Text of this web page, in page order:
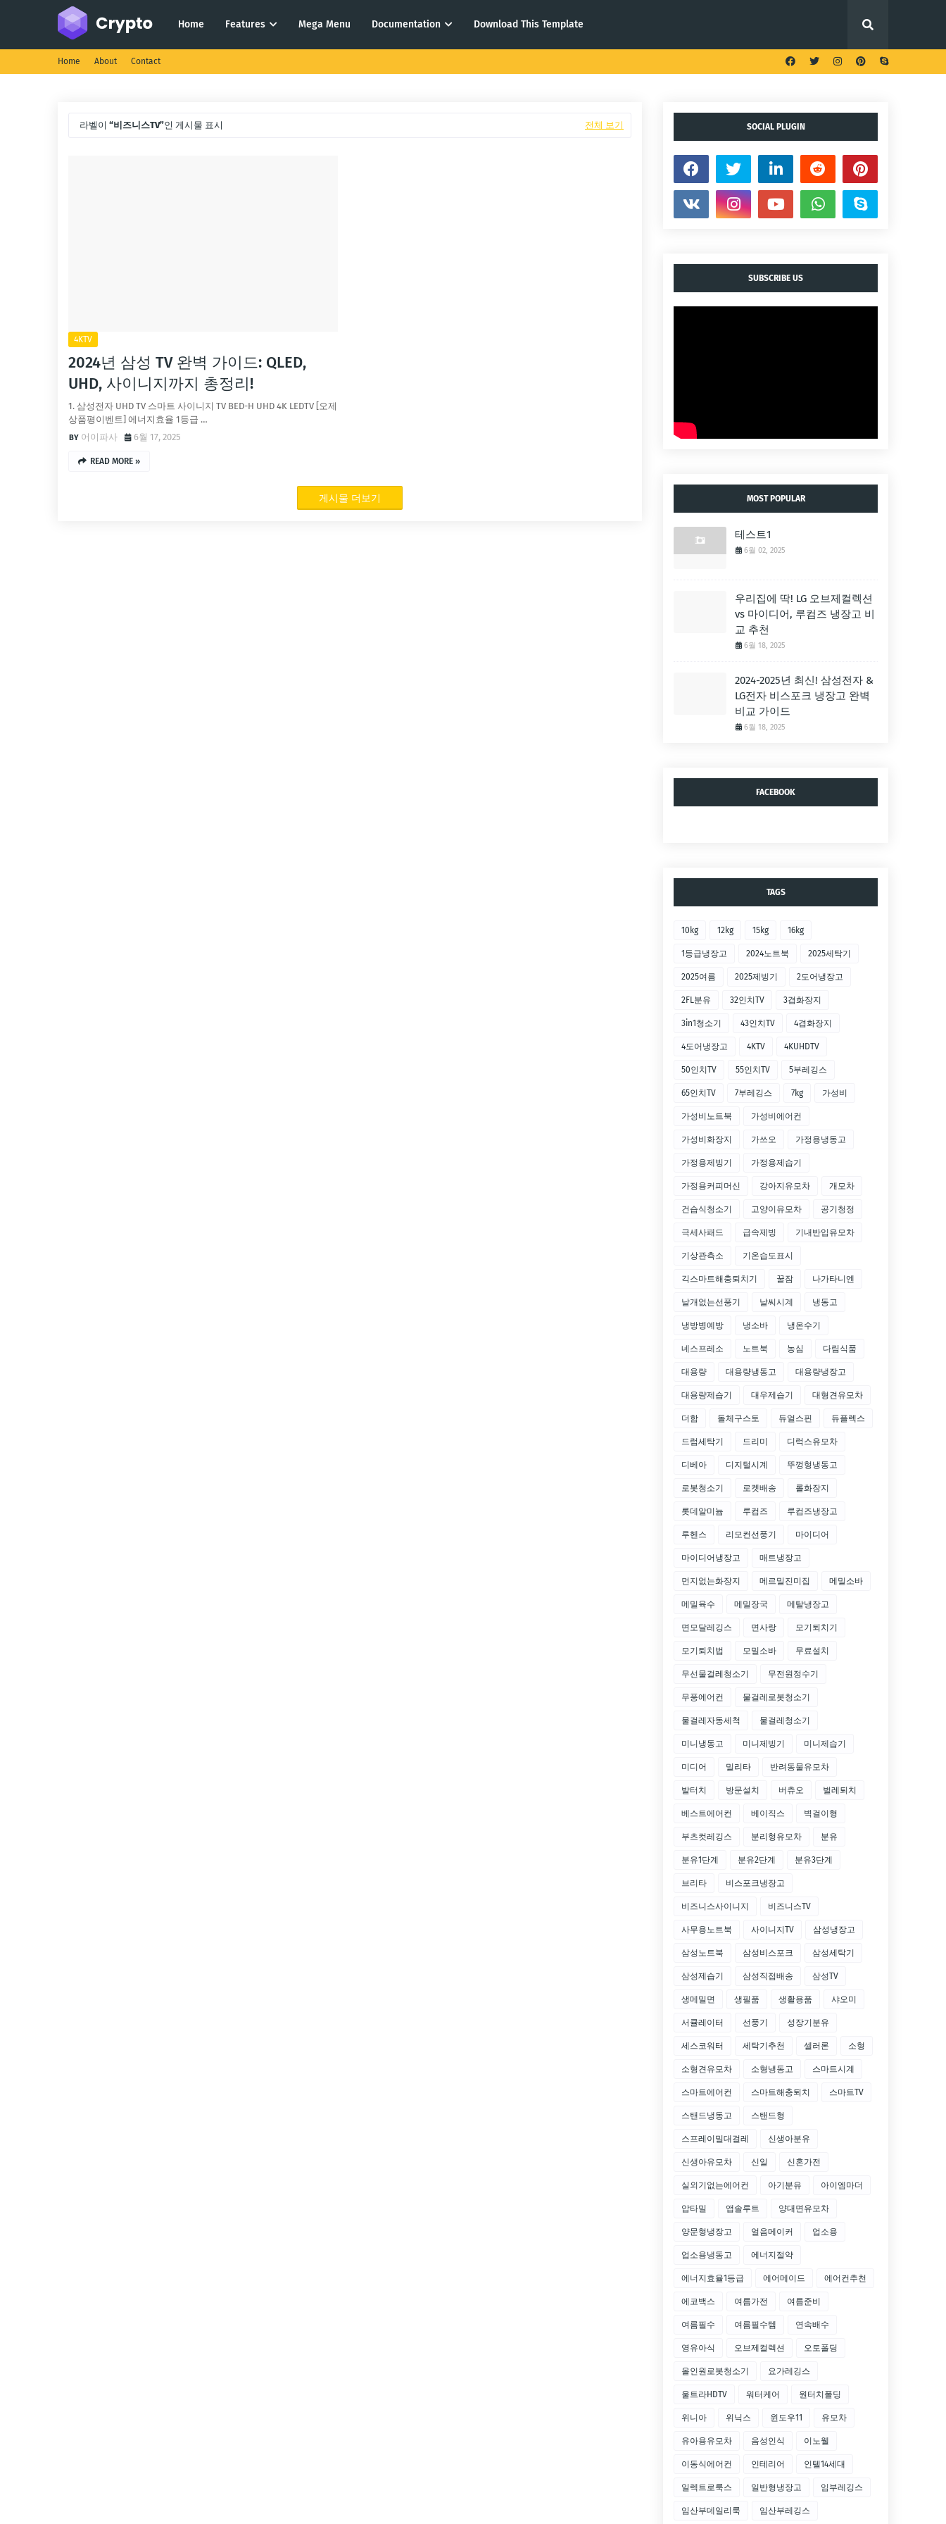
Home Features Mega Menu Documentation Download This Template
Home About Contact
라벨이 비즈니스TV 인 게시물 표시 전체 보기
4KTV
2024년 삼성 TV 완벽 가이드: QLED,
UHD, 사이니지까지 총정리!
1. 삼성전자 UHD TV 스마트 사이니지 TV BED-H UHD 4K LEDTV [오제
상품평이벤트] 에너지효율 1등급 …
어이파사
6월 17, 2025
READ MORE »
게시물 더보기
SOCIAL PLUGIN
SUBSCRIBE US
MOST POPULAR
테스트1
6월 02, 2025
우리집에 딱! LG 오브제컬렉션
vs 마이디어, 루컴즈 냉장고 비
교 추천
6월 18, 2025
2024-2025년 최신! 삼성전자 &
LG전자 비스포크 냉장고 완벽
비교 가이드
6월 18, 2025
FACEBOOK
TAGS
10kg 12kg 15kg 16kg
1등급냉장고 2024노트북 2025세탁기
2025여름 2025제빙기 2도어냉장고
2FL분유 32인치TV 3겹화장지
3in1청소기 43인치TV 4겹화장지
4도어냉장고 4KTV 4KUHDTV
50인치TV 55인치TV 5부레깅스
65인치TV 7부레깅스 7kg 가성비
가성비노트북 가성비에어컨
가성비화장지 가쓰오 가정용냉동고
가정용제빙기 가정용제습기
가정용커피머신 강아지유모차 개모차
건습식청소기 고양이유모차 공기청정
극세사패드 급속제빙 기내반입유모차
기상관측소 기온습도표시
긱스마트해충퇴치기 꿀잠 나가타니엔
날개없는선풍기 날씨시계 냉동고
냉방병예방 냉소바 냉온수기
네스프레소 노트북 농심 다림식품
대용량 대용량냉동고 대용량냉장고
대용량제습기 대우제습기 대형견유모차
더함 돌체구스토 듀얼스핀 듀플렉스
드럼세탁기 드리미 디럭스유모차
디베아 디지털시계 뚜껑형냉동고
로봇청소기 로켓배송 롤화장지
롯데알미늄 루컴즈 루컴즈냉장고
루헨스 리모컨선풍기 마이디어
마이디어냉장고 매트냉장고
먼지없는화장지 메르밀진미집 메밀소바
메밀육수 메밀장국 메탈냉장고
면모달레깅스 면사랑 모기퇴치기
모기퇴치법 모밀소바 무료설치
무선물걸레청소기 무전원정수기
무풍에어컨 물걸레로봇청소기
물걸레자동세척 물걸레청소기
미니냉동고 미니제빙기 미니제습기
미디어 밀리타 반려동물유모차
발터치 방문설치 버츄오 벌레퇴치
베스트에어컨 베이직스 벽걸이형
부츠컷레깅스 분리형유모차 분유
분유1단계 분유2단계 분유3단계
브리타 비스포크냉장고
비즈니스사이니지 비즈니스TV
사무용노트북 사이니지TV 삼성냉장고
삼성노트북 삼성비스포크 삼성세탁기
삼성제습기 삼성직접배송 삼성TV
생메밀면 생필품 생활용품 샤오미
서큘레이터 선풍기 성장기분유
세스코워터 세탁기추천 셀러론 소형
소형견유모차 소형냉동고 스마트시계
스마트에어컨 스마트해충퇴치 스마트TV
스탠드냉동고 스탠드형
스프레이밀대걸레 신생아분유
신생아유모차 신일 신혼가전
실외기없는에어컨 아기분유 아이엠마더
압타밀 앱솔루트 양대면유모차
양문형냉장고 얼음메이커 업소용
업소용냉동고 에너지절약
에너지효율1등급 에어메이드 에어컨추천
에코백스 여름가전 여름준비
여름필수 여름필수템 연속배수
영유아식 오브제컬렉션 오토폴딩
올인원로봇청소기 요가레깅스
울트라HDTV 워터케어 원터치폴딩
위니아 위닉스 윈도우11 유모차
유아용유모차 음성인식 이노웰
이동식에어컨 인테리어 인텔14세대
일렉트로룩스 일반형냉장고 임부레깅스
임산부데일리룩 임산부레깅스